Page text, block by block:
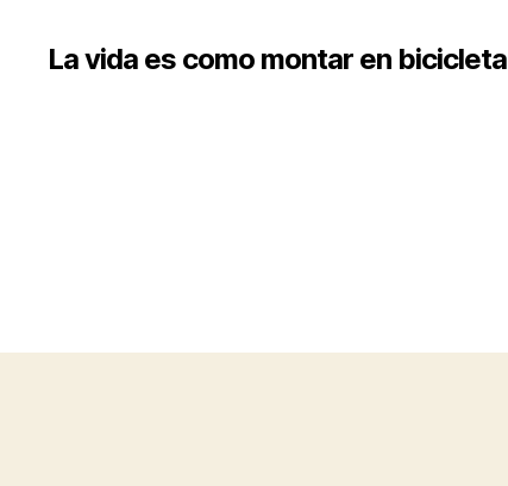
La vida es como montar en bicicleta